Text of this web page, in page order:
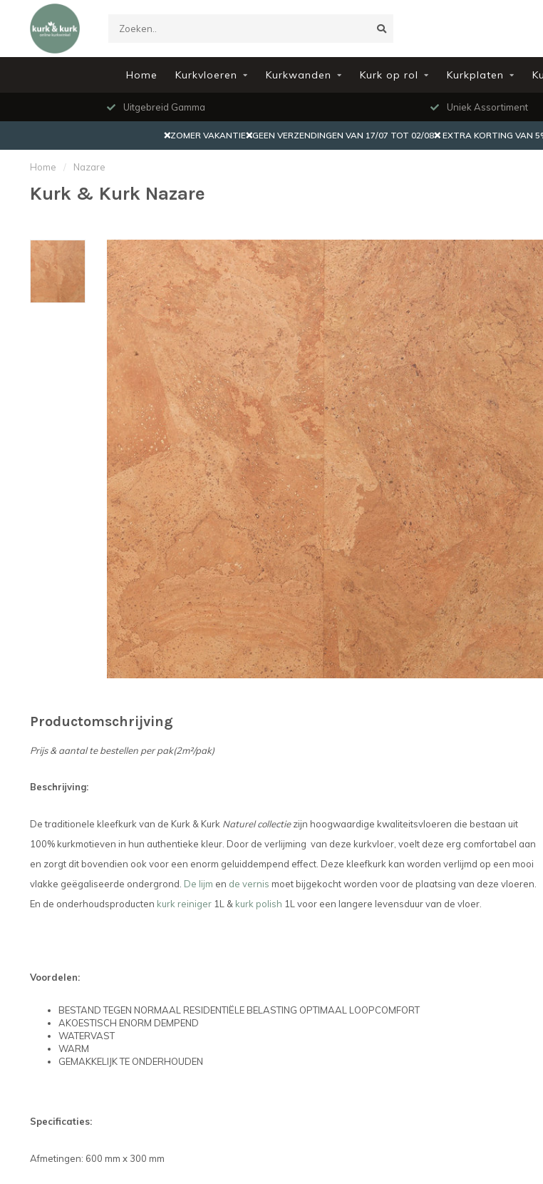
Home Kurkvloeren Kurkwanden Kurk op rol Kurkplaten
Uitgebreid Gamma Uniek Assortiment
❌ZOMER VAKANTIE❌GEEN VERZENDINGEN VAN 17/07 TOT 02/08❌ EXTRA KORTING VAN
Home / Nazare
Kurk & Kurk Nazare
Productomschrijving
Prijs & aantal te bestellen per pak(2m²/pak)
Beschrijving:
De traditionele kleefkurk van de Kurk & Kurk Naturel collectiezijn hoogwaardige kwaliteitsvloeren die bestaan uit
100% kurkmotieven in hun authentieke kleur. Door de verlijming van deze kurkvloer, voelt deze erg comfortabel aan
en zorgt dit bovendien ook voor een enorm geluiddempend effect. Deze kleefkurk kan worden verlijmd op een mooi
vlakke geëgaliseerde ondergrond. De lijm en de vernis moet bijgekocht worden voor de plaatsing van deze vloeren.
En de onderhoudsproducten kurk reiniger 1L & kurk polish 1L voor een langere levensduur van de vloer.
Voordelen:
BESTAND TEGEN NORMAAL RESIDENTIËLE BELASTING OPTIMAAL LOOPCOMFORT
AKOESTISCH ENORM DEMPEND
WATERVAST
WARM
GEMAKKELIJK TE ONDERHOUDEN
Specificaties:
Afmetingen: 600 mm x 300 mm